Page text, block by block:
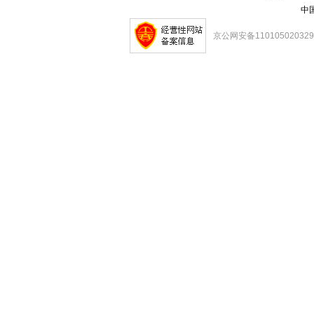
中
京公网安备